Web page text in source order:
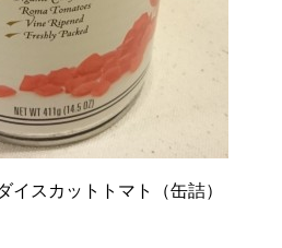
スカットトマト（缶詰）